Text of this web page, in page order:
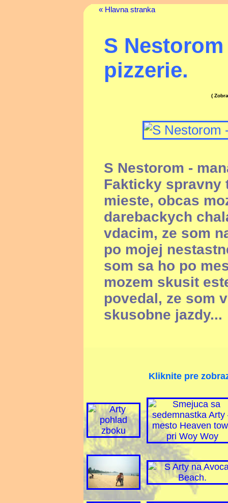
« Hlavna stranka
S
pizzerie.
(
S Nestorom -
Fakticky spravny
mieste, obcas
darebackych
vdacim, ze som
po mojej
som sa ho po
mozem skusit
povedal, ze som
skusobne jazdy...
Kliknite pre